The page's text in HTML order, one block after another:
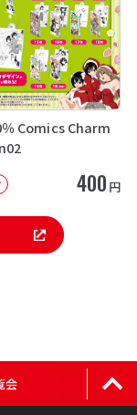
Comics Charm
400 円
会